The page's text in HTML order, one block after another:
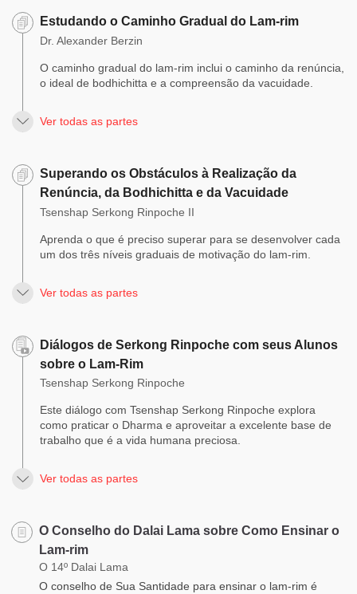
Estudando o Caminho Gradual do Lam-rim
Dr. Alexander Berzin
O caminho gradual do lam-rim inclui o caminho da renúncia,
o ideal de bodhichitta e a compreensão da vacuidade.
Ver todas as partes
Superando os Obstáculos à Realização da
Renúncia, da Bodhichitta e da Vacuidade
Tsenshap Serkong Rinpoche II
Aprenda o que é preciso superar para se desenvolver cada
um dos três níveis graduais de motivação do lam-rim.
Ver todas as partes
Diálogos de Serkong Rinpoche com seus Alunos
sobre o Lam-Rim
Tsenshap Serkong Rinpoche
Este diálogo com Tsenshap Serkong Rinpoche explora
como praticar o Dharma e aproveitar a excelente base de
trabalho que é a vida humana preciosa.
Ver todas as partes
O Conselho do Dalai Lama sobre Como Ensinar o
Lam-rim
O 14º Dalai Lama
O conselho de Sua Santidade para ensinar o lam-rim é